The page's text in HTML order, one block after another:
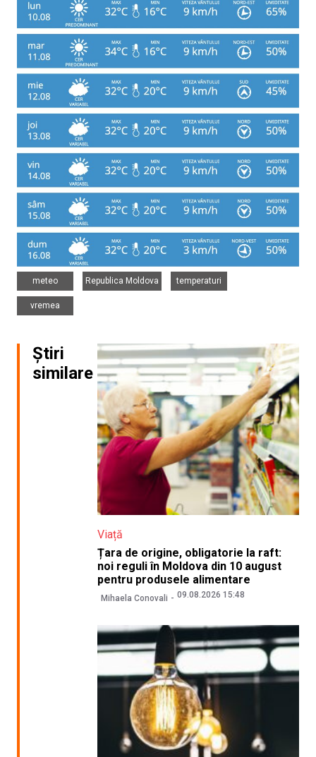
meteo
Republica Moldova
temperaturi
vremea
Știri
similare
Viață
Țara de origine, obligatorie la raft:
noi reguli în Moldova din 10 august
pentru produsele alimentare
Mihaela Conovali 09.08.2026 15:48